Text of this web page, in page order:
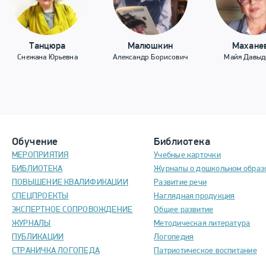
Танцюра
Снежана Юрьевна
Малюшкин
Александр Борисович Майя
Обучение
МЕРОПРИЯТИЯ
БИБЛИОТЕКА
ПОВЫШЕНИЕ КВАЛИФИКАЦИИ
СПЕЦПРОЕКТЫ
ЭКСПЕРТНОЕ СОПРОВОЖДЕНИЕ
ЖУРНАЛЫ
ПУБЛИКАЦИИ
СТРАНИЧКА ЛОГОПЕДА
Библиотека
Учебные карточки
Журналы о дошкольном
Развитие речи
Наглядная продукция
Общее развитие
Методическая литература
Логопедия
Патриотическое воспитание